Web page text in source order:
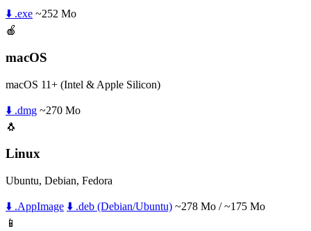
⬇️ .exe ~252 Mo
🍎
macOS
macOS 11+ (Intel & Apple Silicon)
⬇️ .dmg ~270 Mo
🐧
Linux
Ubuntu, Debian, Fedora
⬇️ .AppImage ⬇️ .deb (Debian/Ubuntu) ~278 Mo / ~175 Mo
📱